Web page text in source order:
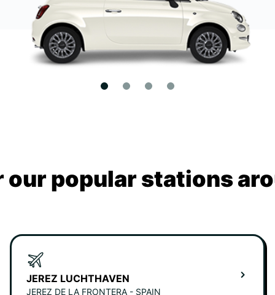
our popular stations
JEREZ LUCHTHAVEN
JEREZ DE LA FRONTERA - SPAIN